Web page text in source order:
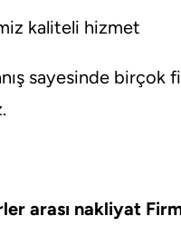
kaliteli hizmet
sayesinde birçok
arası nakliyat